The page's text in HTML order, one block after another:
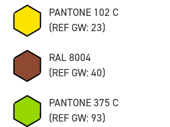
PANTONE 102 C
(REF GW: 23)
RAL 8004
(REF GW: 40)
PANTONE 375 C
(REF GW: 93)